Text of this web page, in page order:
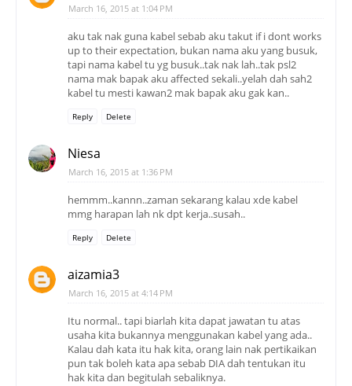
March 16, 2015 at 1:04 PM
aku tak nak guna kabel sebab aku takut if i dont works
up to their expectation, bukan nama aku yang busuk,
tapi nama kabel tu yg busuk..tak nak lah..tak psl2
nama mak bapak aku affected sekali..yelah dah sah2
kabel tu mesti kawan2 mak bapak aku gak kan..
Reply Delete
Niesa
March 16, 2015 at 1:36 PM
hemmm..kannn..zaman sekarang kalau xde kabel
mmg harapan lah nk dpt kerja..susah..
Reply Delete
aizamia3
March 16, 2015 at 4:14 PM
Itu normal.. tapi biarlah kita dapat jawatan tu atas
usaha kita bukannya menggunakan kabel yang ada..
Kalau dah kata itu hak kita, orang lain nak pertikaikan
pun tak boleh kata apa sebab DIA dah tentukan itu
hak kita dan begitulah sebaliknya.